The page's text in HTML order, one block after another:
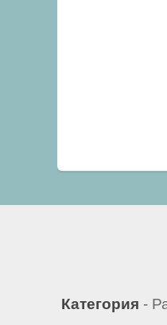
Категория -